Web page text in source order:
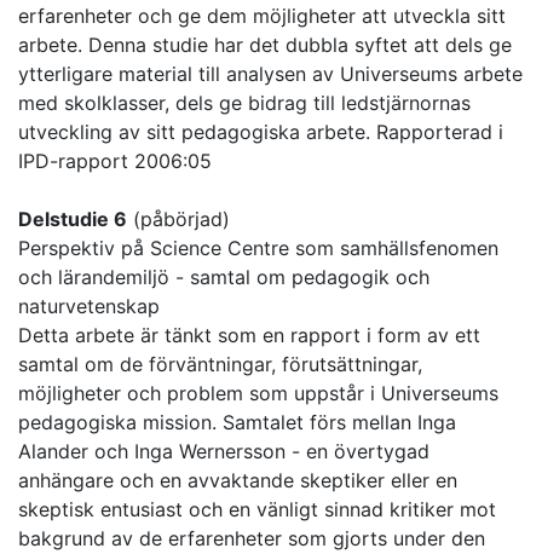
erfarenheter och ge dem möjligheter att utveckla sitt
arbete. Denna studie har det dubbla syftet att dels ge
ytterligare material till analysen av Universeums arbete
med skolklasser, dels ge bidrag till ledstjärnornas
utveckling av sitt pedagogiska arbete. Rapporterad i
IPD-rapport 2006:05
Delstudie 6 (påbörjad)
Perspektiv på Science Centre som samhällsfenomen
och lärandemiljö - samtal om pedagogik och
naturvetenskap
Detta arbete är tänkt som en rapport i form av ett
samtal om de förväntningar, förutsättningar,
möjligheter och problem som uppstår i Universeums
pedagogiska mission. Samtalet förs mellan Inga
Alander och Inga Wernersson - en övertygad
anhängare och en avvaktande skeptiker eller en
skeptisk entusiast och en vänligt sinnad kritiker mot
bakgrund av de erfarenheter som gjorts under den